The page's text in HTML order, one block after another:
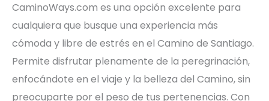
CaminoWays.com es una opción excelente para
cualquiera que busque una experiencia más
cómoda y libre de estrés en el Camino de Santiago.
Permite disfrutar plenamente de la peregrinación,
enfocándote en el viaje y la belleza del Camino, sin
preocuparte por el peso de tus pertenencias. Con